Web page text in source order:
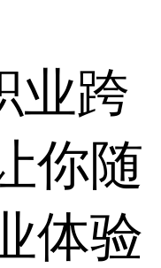
业跨
你随
体验